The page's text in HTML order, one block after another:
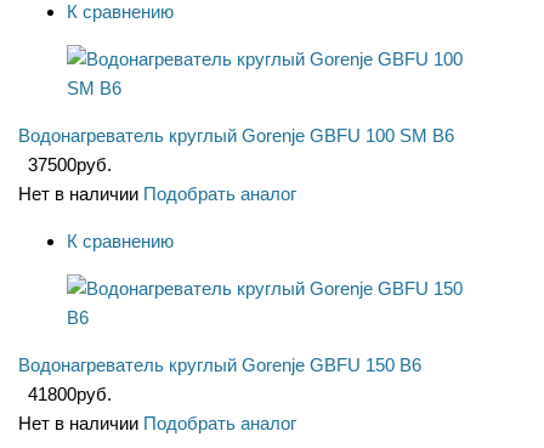
К сравнению
Водонагреватель круглый Gorenje GBFU 100 SM B6
37500руб.
Нет в наличии Подобрать аналог
К сравнению
Водонагреватель круглый Gorenje GBFU 150 B6
41800руб.
Нет в наличии Подобрать аналог